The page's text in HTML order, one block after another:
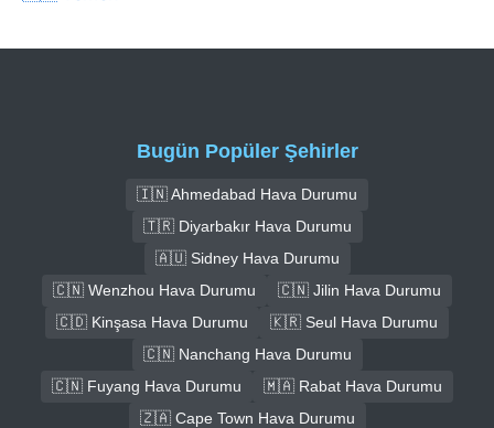
Bugün Popüler Şehirler
🇮🇳 Ahmedabad Hava Durumu
🇹🇷 Diyarbakır Hava Durumu
🇦🇺 Sidney Hava Durumu
🇨🇳 Wenzhou Hava Durumu
🇨🇳 Jilin Hava Durumu
🇨🇩 Kinşasa Hava Durumu
🇰🇷 Seul Hava Durumu
🇨🇳 Nanchang Hava Durumu
🇨🇳 Fuyang Hava Durumu
🇲🇦 Rabat Hava Durumu
🇿🇦 Cape Town Hava Durumu